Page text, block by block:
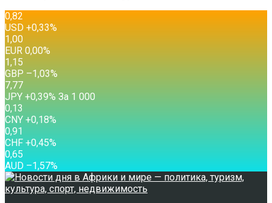
0,82
USD +0,33%
1,00
EUR 0,00%
1,15
GBP –1,03%
7,77
JPY +0,39% За 1 000
0,13
CNY +0,18%
0,91
CHF +0,45%
0,65
AUD –1,57%